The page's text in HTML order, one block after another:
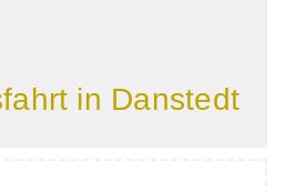
in Danstedt